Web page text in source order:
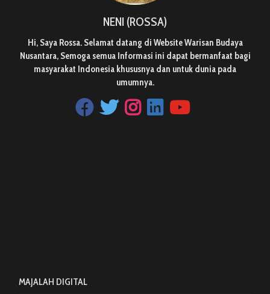
NENI (ROSSA)
Hi, Saya Rossa. Selamat datang di Website Warisan Budaya
Nusantara, Semoga semua Informasi ini dapat bermanfaat bagi
masyarakat Indonesia khususnya dan untuk dunia pada
umumnya.
MAJALAH DIGITAL